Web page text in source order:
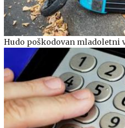
Hudo poškodovan mladoletni